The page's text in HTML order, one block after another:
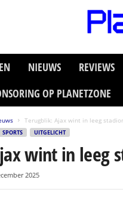
NIEUWS REVIEWS
OP PLANETZONE
Terugblik: Ajax wint in leeg
SPORTS UITGELICHT
wint in leeg
2025